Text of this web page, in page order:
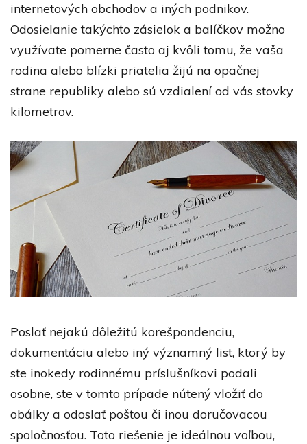
internetových obchodov a iných podnikov.
Odosielanie takýchto zásielok a balíčkov možno
využívate pomerne často aj kvôli tomu, že vaša
rodina alebo blízki priatelia žijú na opačnej
strane republiky alebo sú vzdialení od vás stovky
kilometrov.
Poslať nejakú dôležitú korešpondenciu,
dokumentáciu alebo iný významný list, ktorý by
ste inokedy rodinnému príslušníkovi podali
osobne, ste v tomto prípade nútený vložiť do
obálky a odoslať poštou či inou doručovacou
spoločnosťou. Toto riešenie je ideálnou voľbou,